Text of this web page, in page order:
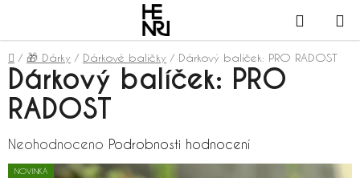
obsah
KOŠÍK
Domů
/ 🎁 Dárky / Dárkové balíčky / Dárkový balíček: PRO RADOST
Dárkový balíček: PRO
RADOST
Průměrné
hodnocení
Neohodnoceno Podrobnosti hodnocení
NOVINKA